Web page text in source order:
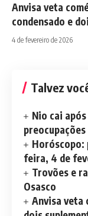
Anvisa veta
condensado e
4 de fevereiro de 2026
Talvez
Nio cai
preocupações
Horóscopo:
feira, 4 de
Trovões e
Osasco
Anvisa veta